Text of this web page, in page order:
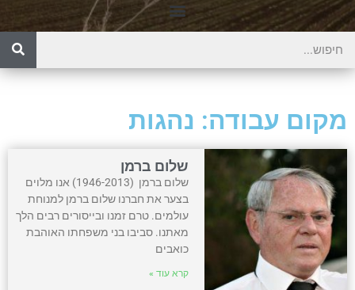
מקום עבודה: נהגות
שלום ברמן
שלום ברמן (1946-2013) אנו מלוים
בצער את חברנו שלום ברמן למנוחת
עולמים. טרם זמנו ובייסורים רבים הלך
מאתנו. סביבו בני משפחתו האוהבת
כואבים
קרא עוד »